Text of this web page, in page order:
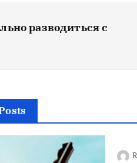
разводиться с